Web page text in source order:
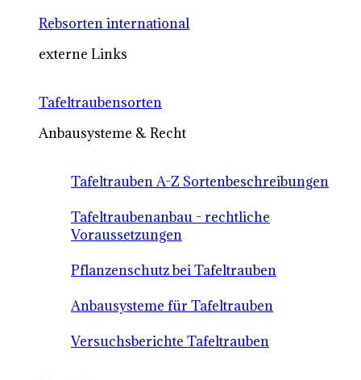
Rebsorten international
externe Links
Tafeltraubensorten
Anbausysteme & Recht
Tafeltrauben A-Z Sortenbeschreibungen
Tafeltraubenanbau - rechtliche
Voraussetzungen
Pflanzenschutz bei Tafeltrauben
Anbausysteme für Tafeltrauben
Versuchsberichte Tafeltrauben